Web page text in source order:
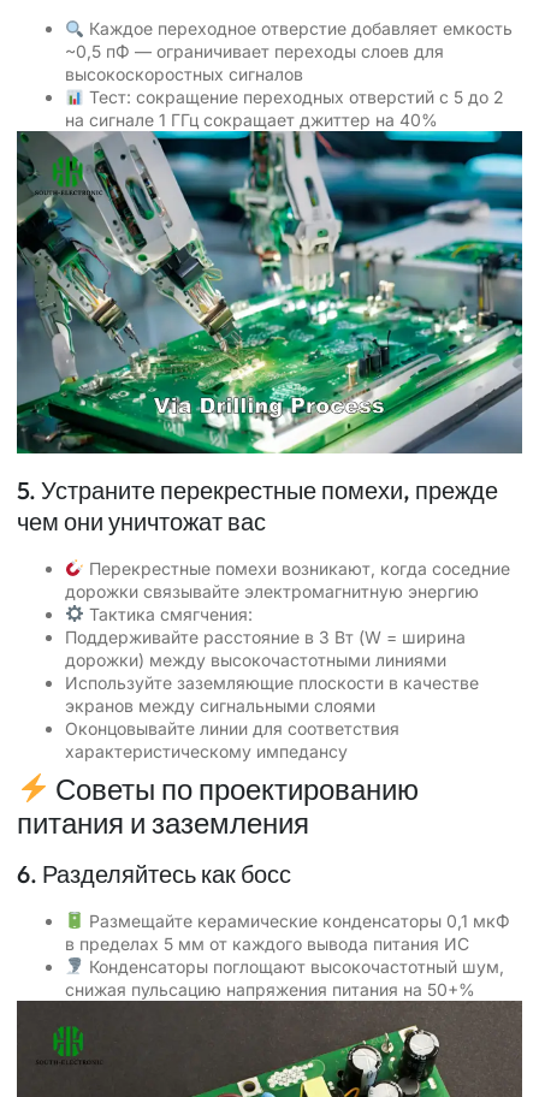
Каждое переходное отверстие добавляет емкость
~0,5 пФ — ограничивает переходы слоев для
высокоскоростных сигналов
Тест: сокращение переходных отверстий с 5 до 2
на сигнале 1 ГГц сокращает джиттер на 40%
5. Устраните перекрестные помехи, прежде
чем они уничтожат вас
Перекрестные помехи возникают, когда соседние
дорожки связывайте электромагнитную энергию
Тактика смягчения:
Поддерживайте расстояние в 3 Вт (W = ширина
дорожки) между высокочастотными линиями
Используйте заземляющие плоскости в качестве
экранов между сигнальными слоями
Оконцовывайте линии для соответствия
характеристическому импедансу
Советы по проектированию
питания и заземления
6. Разделяйтесь как босс
Размещайте керамические конденсаторы 0,1 мкФ
в пределах 5 мм от каждого вывода питания ИС
Конденсаторы поглощают высокочастотный шум,
снижая пульсацию напряжения питания на 50+%